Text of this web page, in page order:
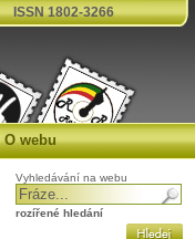
ISSN 1802-3266
O webu
Vyhledávání na webu
rozířené hledání